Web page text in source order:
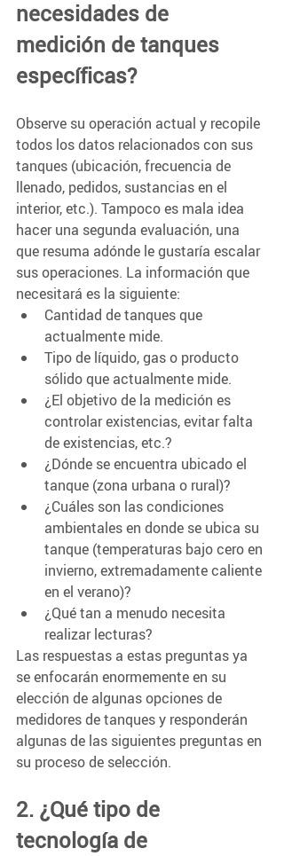
necesidades de
medición de tanques
específicas?
Observe su operación actual y recopile
todos los datos relacionados con sus
tanques (ubicación, frecuencia de
llenado, pedidos, sustancias en el
interior, etc.). Tampoco es mala idea
hacer una segunda evaluación, una
que resuma adónde le gustaría escalar
sus operaciones. La información que
necesitará es la siguiente:
Cantidad de tanques que
actualmente mide.
Tipo de líquido, gas o producto
sólido que actualmente mide.
¿El objetivo de la medición es
controlar existencias, evitar falta
de existencias, etc.?
¿Dónde se encuentra ubicado el
tanque (zona urbana o rural)?
¿Cuáles son las condiciones
ambientales en donde se ubica su
tanque (temperaturas bajo cero en
invierno, extremadamente caliente
en el verano)?
¿Qué tan a menudo necesita
realizar lecturas?
Las respuestas a estas preguntas ya
se enfocarán enormemente en su
elección de algunas opciones de
medidores de tanques y responderán
algunas de las siguientes preguntas en
su proceso de selección.
2. ¿Qué tipo de
tecnología de